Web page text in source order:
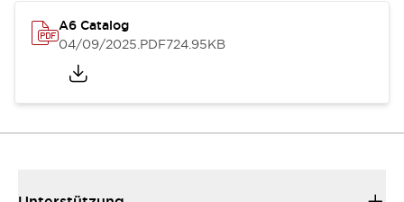
A6 Catalog
04/09/2025.PDF724.95KB